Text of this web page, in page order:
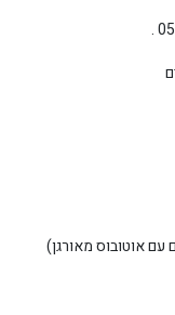
עם אוטובוס מאורגן)